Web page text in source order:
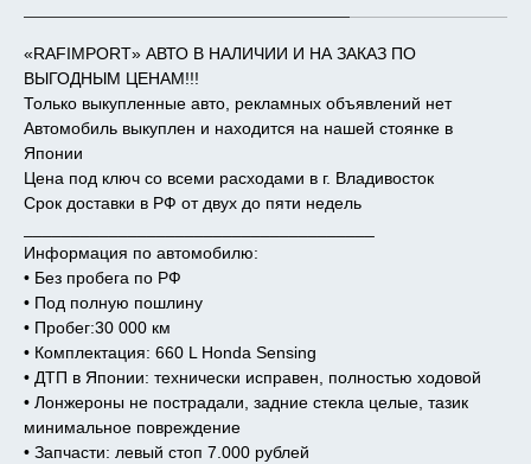
«RAFIMPORT» АВТО В НАЛИЧИИ И НА ЗАКАЗ ПО
ВЫГОДНЫМ ЦЕНАМ!!!
Только выкупленные авто, рекламных объявлений нет
Автомобиль выкуплен и находится на нашей стоянке в
Японии
Цена под ключ со всеми расходами в г. Владивосток
Срок доставки в РФ от двух до пяти недель
Информация по автомобилю:
• Без пробега по РФ
• Под полную пошлину
• Пробег:30 000 км
• Комплектация: 660 L Honda Sensing
• ДТП в Японии: технически исправен, полностью ходовой
• Лонжероны не пострадали, задние стекла целые, тазик
минимальное повреждение
• Запчасти: левый стоп 7.000 рублей